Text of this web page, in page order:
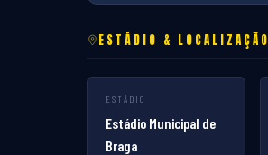
ESTÁDIO & LOCALIZAÇÃO
ESTÁDIO
Estádio Municipal de
Braga